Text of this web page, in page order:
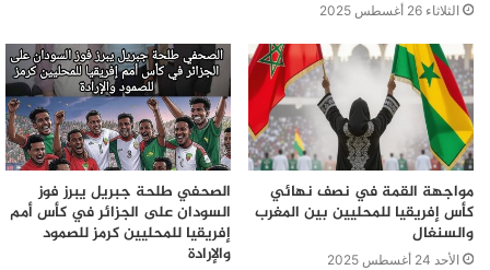
الثلاثاء 26 أغسطس 2025
مواجهة القمة في نصف نهائي
كأس إفريقيا للمحليين بين المغرب
والسنغال
الأحد 24 أغسطس 2025
الصحفي طلحة جبريل يبرز فوز
السودان على الجزائر في كأس أمم
إفريقيا للمحليين كرمز للصمود
والإرادة